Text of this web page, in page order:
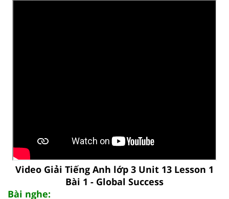
Video Giải Tiếng Anh lớp 3 Unit 13 Lesson 1
Bài 1 - Global Success
Bài nghe: